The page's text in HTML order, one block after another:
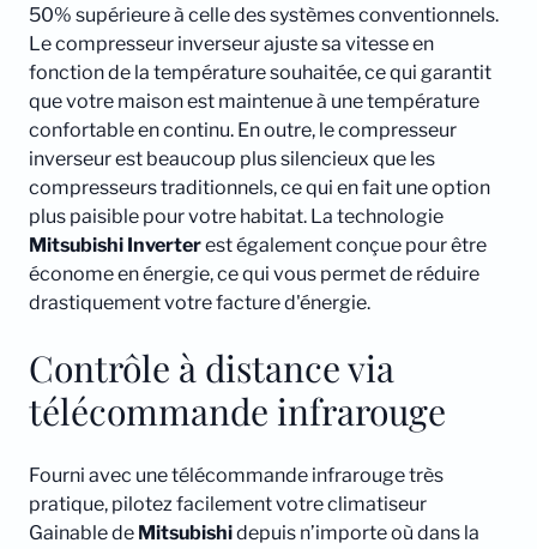
50% supérieure à celle des systèmes conventionnels.
Le compresseur inverseur ajuste sa vitesse en
fonction de la température souhaitée, ce qui garantit
que votre maison est maintenue à une température
confortable en continu. En outre, le compresseur
inverseur est beaucoup plus silencieux que les
compresseurs traditionnels, ce qui en fait une option
plus paisible pour votre habitat. La technologie
Mitsubishi Inverterest également conçue pour être
économe en énergie, ce qui vous permet de réduire
drastiquement votre facture d'énergie.
Contrôle à distance via
télécommande infrarouge
Fourni avec une télécommande infrarouge très
pratique, pilotez facilement votre climatiseur
Gainable de Mitsubishidepuis n’importe où dans la